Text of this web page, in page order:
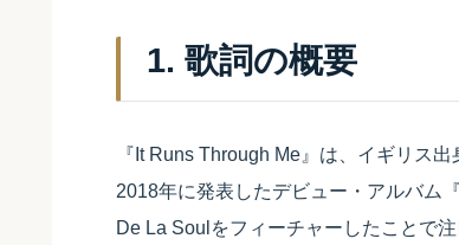
1. 歌詞の概要
『It Runs Through Me』は、イギリス
2018年に発表したデビュー・アルバム
De La Soulをフィーチャーしたことで